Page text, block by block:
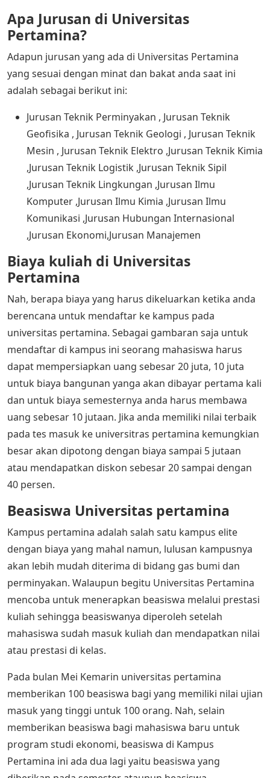
Apa Jurusan di Universitas
Pertamina?
Adapun jurusan yang ada di Universitas Pertamina
yang sesuai dengan minat dan bakat anda saat ini
adalah sebagai berikut ini:
Jurusan Teknik Perminyakan , Jurusan Teknik
Geofisika , Jurusan Teknik Geologi , Jurusan Teknik
Mesin , Jurusan Teknik Elektro ,Jurusan Teknik Kimia
,Jurusan Teknik Logistik ,Jurusan Teknik Sipil
,Jurusan Teknik Lingkungan ,Jurusan Ilmu
Komputer ,Jurusan Ilmu Kimia ,Jurusan Ilmu
Komunikasi ,Jurusan Hubungan Internasional
,Jurusan Ekonomi,Jurusan Manajemen
Biaya kuliah di Universitas
Pertamina
Nah, berapa biaya yang harus dikeluarkan ketika anda
berencana untuk mendaftar ke kampus pada
universitas pertamina. Sebagai gambaran saja untuk
mendaftar di kampus ini seorang mahasiswa harus
dapat mempersiapkan uang sebesar 20 juta, 10 juta
untuk biaya bangunan yanga akan dibayar pertama kali
dan untuk biaya semesternya anda harus membawa
uang sebesar 10 jutaan. Jika anda memiliki nilai terbaik
pada tes masuk ke universitras pertamina kemungkian
besar akan dipotong dengan biaya sampai 5 jutaan
atau mendapatkan diskon sebesar 20 sampai dengan
40 persen.
Beasiswa Universitas pertamina
Kampus pertamina adalah salah satu kampus elite
dengan biaya yang mahal namun, lulusan kampusnya
akan lebih mudah diterima di bidang gas bumi dan
perminyakan. Walaupun begitu Universitas Pertamina
mencoba untuk menerapkan beasiswa melalui prestasi
kuliah sehingga beasiswanya diperoleh setelah
mahasiswa sudah masuk kuliah dan mendapatkan nilai
atau prestasi di kelas.
Pada bulan Mei Kemarin universitas pertamina
memberikan 100 beasiswa bagi yang memiliki nilai ujian
masuk yang tinggi untuk 100 orang. Nah, selain
memberikan beasiswa bagi mahasiswa baru untuk
program studi ekonomi, beasiswa di Kampus
Pertamina ini ada dua lagi yaitu beasiswa yang